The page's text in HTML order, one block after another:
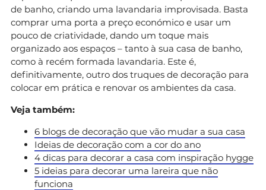
de banho, criando uma lavandaria improvisada. Basta
comprar uma porta a preço económico e usar um
pouco de criatividade, dando um toque mais
organizado aos espaços – tanto à sua casa de banho,
como à recém formada lavandaria. Este é,
definitivamente, outro dos truques de decoração para
colocar em prática e renovar os ambientes da casa.
Veja também:
6 blogs de decoração que vão mudar a sua casa
Ideias de decoração com a cor do ano
4 dicas para decorar a casa com inspiração hygge
5 ideias para decorar uma lareira que não
funciona